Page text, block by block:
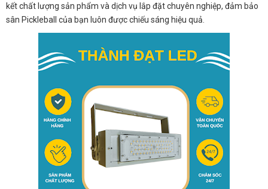
kết chất lượng sản phẩm và dịch vụ lắp đặt chuyên nghiệp, đảm bảo
sân Pickleball của bạn luôn được chiếu sáng hiệu quả.